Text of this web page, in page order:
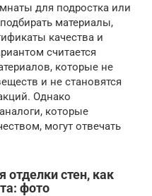
для подростка или
материалы,
качества и
считается
которые не
и не становятся
Однако
которые
могут отвечать
стен, как
фото